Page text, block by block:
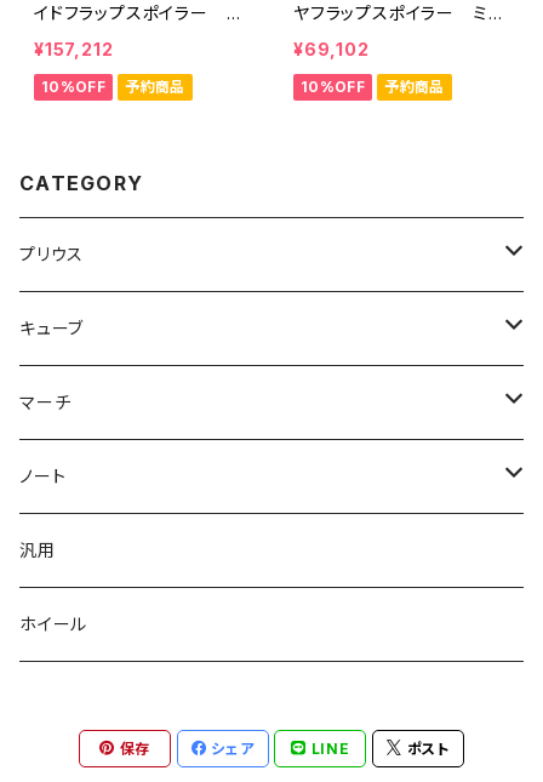
イドフラップスポイラー ミ
ネルバVer.GT ハイブリッ
ドカーボン
¥157,212
10%OFF 予約商品
ヤフラップスポイラー ミネ
ルバVer.GT ハイブリッド
カーボン
¥69,102
10%OFF 予約商品
CATEGORY
プリウス
３０プリウス
３点KIT
フロント
５０プリウス
３点KIT
フロント
キューブ
Z12キューブ JP
フロント
サイド
バンパー3点KIT
Z12キューブ US
マーチ
K12マーチ
フロントバンパー
サイドステップ
K13マーチ
ノート
E12ノート
汎用
ホイール
保存 シェア LINE ポスト